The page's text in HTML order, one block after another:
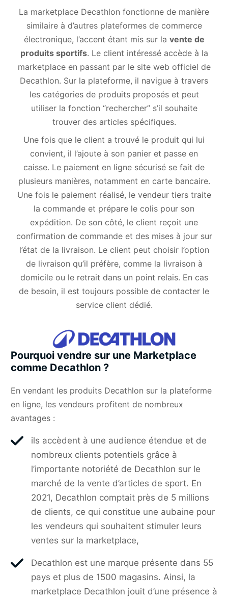
La marketplace Decathlon fonctionne de manière
similaire à d’autres plateformes de commerce
électronique, l’accent étant mis sur la vente de
produits sportifs. Le client intéressé accède à la
marketplace en passant par le site web officiel de
Decathlon. Sur la plateforme, il navigue à travers
les catégories de produits proposés et peut
utiliser la fonction “rechercher” s’il souhaite
trouver des articles spécifiques.
Une fois que le client a trouvé le produit qui lui
convient, il l’ajoute à son panier et passe en
caisse. Le paiement en ligne sécurisé se fait de
plusieurs manières, notamment en carte bancaire.
Une fois le paiement réalisé, le vendeur tiers traite
la commande et prépare le colis pour son
expédition. De son côté, le client reçoit une
confirmation de commande et des mises à jour sur
l’état de la livraison. Le client peut choisir l’option
de livraison qu’il préfère, comme la livraison à
domicile ou le retrait dans un point relais. En cas
de besoin, il est toujours possible de contacter le
service client dédié.
Pourquoi vendre sur une Marketplace
comme Decathlon ?
En vendant les produits Decathlon sur la plateforme
en ligne, les vendeurs profitent de nombreux
avantages :
ils accèdent à une audience étendue et de
nombreux clients potentiels grâce à
l’importante notoriété de Decathlon sur le
marché de la vente d’articles de sport. En
2021, Decathlon comptait près de 5 millions
de clients, ce qui constitue une aubaine pour
les vendeurs qui souhaitent stimuler leurs
ventes sur la marketplace,
Decathlon est une marque présente dans 55
pays et plus de 1500 magasins. Ainsi, la
marketplace Decathlon jouit d’une présence à